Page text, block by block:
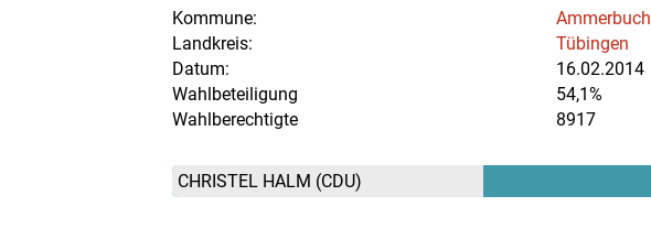
Kommune:
Ammerbuch
Landkreis:
Tübingen
Datum:
16.02.2014
Wahlbeteiligung
54,1%
Wahlberechtigte
8917
CHRISTEL HALM (CDU)